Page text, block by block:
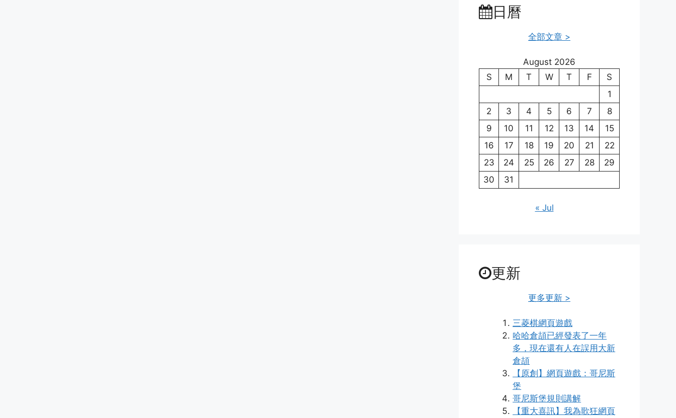
日曆
全部文章 >
August 2026
S
M T W T F
S
1
2
3 4 5 6 7
8
9
10 11 12 13 14
15
16
17 18 19 20 21
22
23
24 25 26 27 28
29
30
31
« Jul
更新
更多更新 >
三菱棋網頁遊戲
哈哈倉頡已經發表了一年
多，現在還有人在誤用大新
倉頡
【原創】網頁遊戲：哥尼斯
堡
哥尼斯堡規則講解
【重大喜訊】我為歌狂網頁